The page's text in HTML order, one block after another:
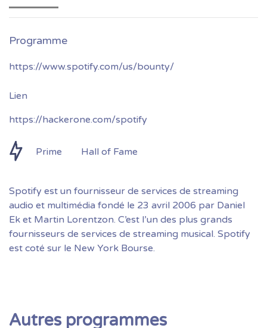
https://www.spotify.com/us/bounty/
https://hackerone.com/spotify
Prime Hall of Fame
Spotify est un fournisseur de services de streaming
audio et multimédia fondé le 23 avril 2006 par Daniel
Ek et Martin Lorentzon. C’est l’un des plus grands
fournisseurs de services de streaming musical. Spotify
est coté sur le New York Bourse.
Autres programmes